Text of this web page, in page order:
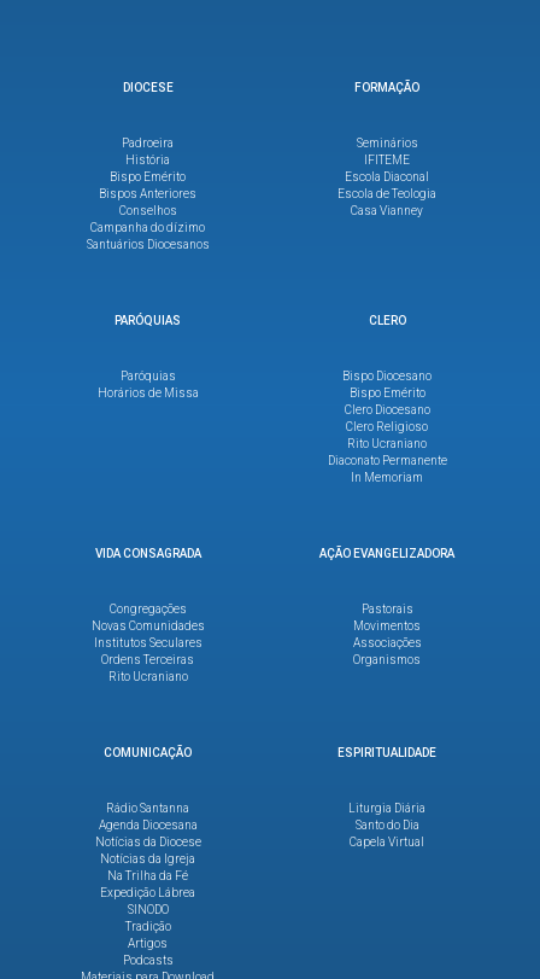
DIOCESE
Padroeira
História
Bispo Emérito
Bispos Anteriores
Conselhos
Campanha do dízimo
Santuários Diocesanos
FORMAÇÃO
Seminários
IFITEME
Escola Diaconal
Escola de Teologia
Casa Vianney
PARÓQUIAS
Paróquias
Horários de Missa
CLERO
Bispo Diocesano
Bispo Emérito
Clero Diocesano
Clero Religioso
Rito Ucraniano
Diaconato Permanente
In Memoriam
VIDA CONSAGRADA
Congregações
Novas Comunidades
Institutos Seculares
Ordens Terceiras
Rito Ucraniano
AÇÃO EVANGELIZADORA
Pastorais
Movimentos
Associações
Organismos
COMUNICAÇÃO
Rádio Santanna
Agenda Diocesana
Notícias da Diocese
Notícias da Igreja
Na Trilha da Fé
Expedição Lábrea
SINODO
Tradição
Artigos
Podcasts
ESPIRITUALIDADE
Liturgia Diária
Santo do Dia
Capela Virtual